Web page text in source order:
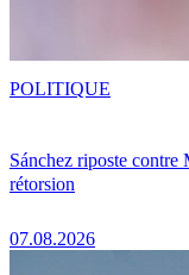
Sánchez riposte contre
rétorsion
07.08.2026
POLITIQUE